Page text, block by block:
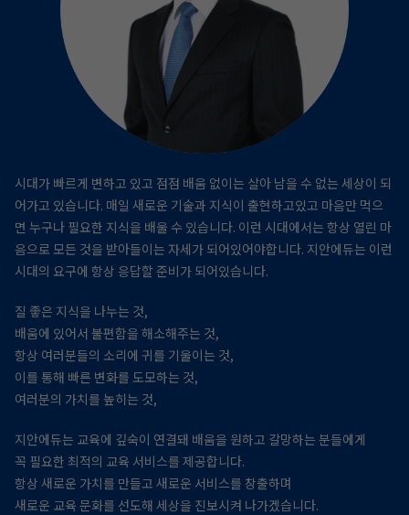
시대가 빠르게 변하고 있고 점점 배움 없이는 살아 남을 수 없는 세상이 되
어가고 있습니다. 매일 새로운 기술과 지식이 출현하고있고 마음만 먹으
면 누구나 필요한 지식을 배울 수 있습니다. 이런 시대에서는 항상 열린 마
음으로 모든 것을 받아들이는 자세가 되어있어야합니다. 지안에듀는 이런
시대의 요구에 항상 응답할 준비가 되어있습니다.
질 좋은 지식을 나누는 것,
배움에 있어서 불편함을 해소해주는 것,
항상 여러분들의 소리에 귀를 기울이는 것,
이를 통해 빠른 변화를 도모하는 것,
여러분의 가치를 높히는 것,
지안에듀는 교육에 깊숙이 연결돼 배움을 원하고 갈망하는 분들에게
꼭 필요한 최적의 교육 서비스를 제공합니다.
항상 새로운 가치를 만들고 새로운 서비스를 창출하며
새로운 교육 문화를 선도해 세상을 진보시켜 나가겠습니다.